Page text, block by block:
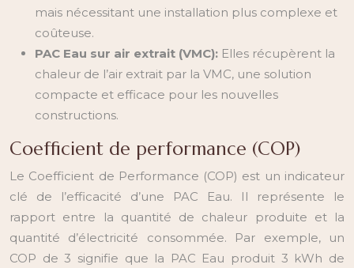
mais nécessitant une installation plus complexe et
coûteuse.
PAC Eau sur air extrait (VMC): Elles récupèrent la
chaleur de l’air extrait par la VMC, une solution
compacte et efficace pour les nouvelles
constructions.
Coefficient de performance (COP)
Le Coefficient de Performance (COP) est un indicateur
clé de l’efficacité d’une PAC Eau. Il représente le
rapport entre la quantité de chaleur produite et la
quantité d’électricité consommée. Par exemple, un
COP de 3 signifie que la PAC Eau produit 3 kWh de